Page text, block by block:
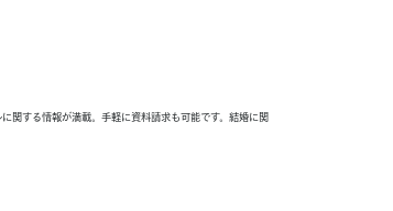
関する情報が満載。手軽に資料請求も可能です。結婚に関